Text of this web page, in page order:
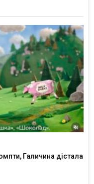
Галичина дістала